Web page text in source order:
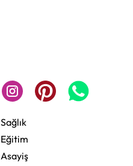
Sağlık
Eğitim
Asayiş